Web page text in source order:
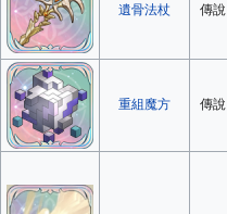
遺骨法杖 傳說
重組魔方 傳說